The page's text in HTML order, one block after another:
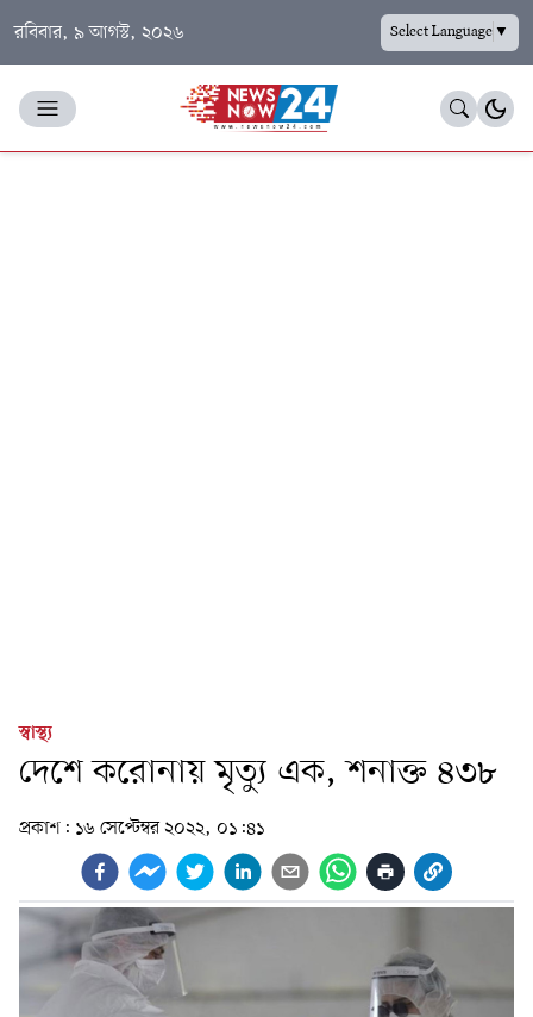
রবিবার, ৯ আগস্ট, ২০২৬ Select Language▼
স্বাস্থ্য
দেশে করোনায় মৃত্যু এক, শনাক্ত ৪৩৮
প্রকাশ: ১৬ সেপ্টেম্বর ২০২২, ০১:৪১